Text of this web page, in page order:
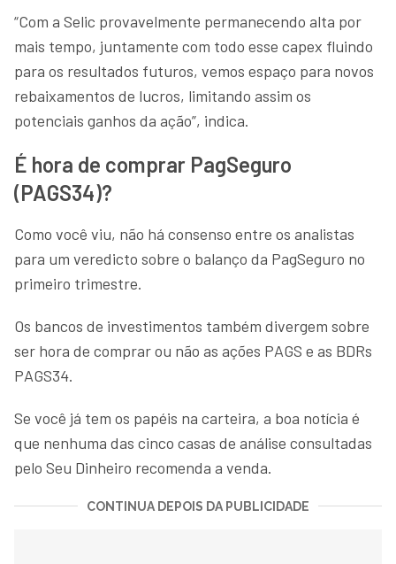
“Com a Selic provavelmente permanecendo alta por
mais tempo, juntamente com todo esse capex fluindo
para os resultados futuros, vemos espaço para novos
rebaixamentos de lucros, limitando assim os
potenciais ganhos da ação”, indica.
É hora de comprar PagSeguro
(PAGS34)?
Como você viu, não há consenso entre os analistas
para um veredicto sobre o balanço da PagSeguro no
primeiro trimestre.
Os bancos de investimentos também divergem sobre
ser hora de comprar ou não as ações PAGS e as BDRs
PAGS34.
Se você já tem os papéis na carteira, a boa notícia é
que nenhuma das cinco casas de análise consultadas
pelo Seu Dinheiro recomenda a venda.
CONTINUA DEPOIS DA PUBLICIDADE